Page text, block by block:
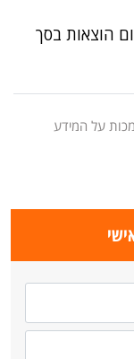
הוצאות בסך
על המידע